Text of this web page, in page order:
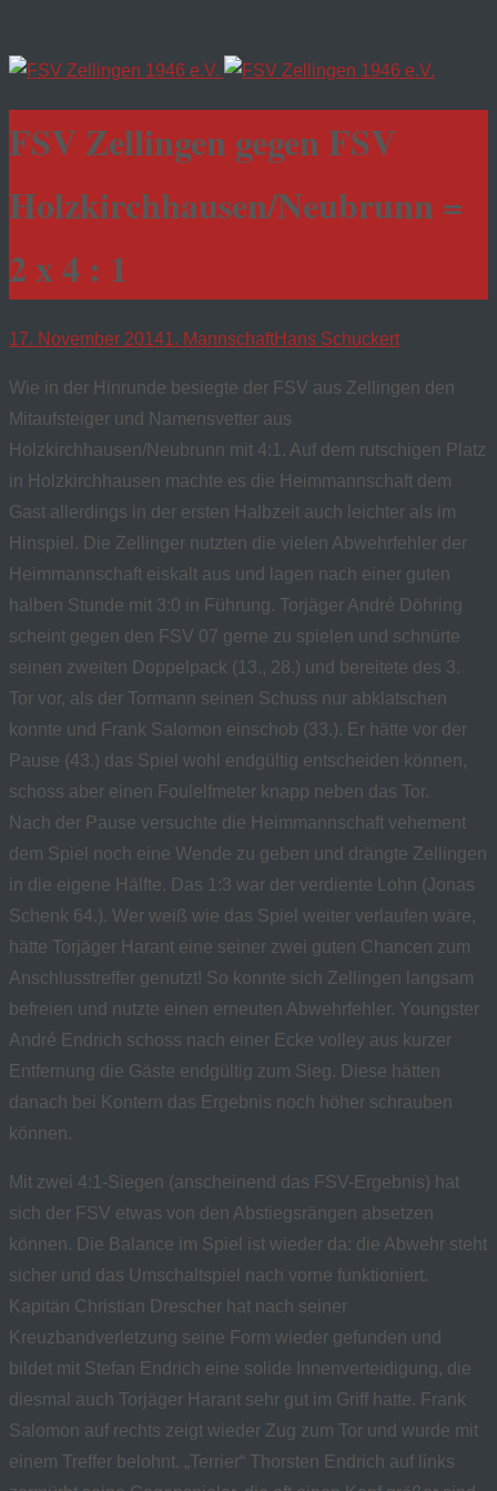
FSV Zellingen gegen FSV
Holzkirchhausen/Neubrunn =
2 x 4 : 1
17. November 20141. MannschaftHans Schuckert
Wie in der Hinrunde besiegte der FSV aus Zellingen den
Mitaufsteiger und Namensvetter aus
Holzkirchhausen/Neubrunn mit 4:1. Auf dem rutschigen Platz
in Holzkirchhausen machte es die Heimmannschaft dem
Gast allerdings in der ersten Halbzeit auch leichter als im
Hinspiel. Die Zellinger nutzten die vielen Abwehrfehler der
Heimmannschaft eiskalt aus und lagen nach einer guten
halben Stunde mit 3:0 in Führung. Torjäger André Döhring
scheint gegen den FSV 07 gerne zu spielen und schnürte
seinen zweiten Doppelpack (13., 28.) und bereitete des 3.
Tor vor, als der Tormann seinen Schuss nur abklatschen
konnte und Frank Salomon einschob (33.). Er hätte vor der
Pause (43.) das Spiel wohl endgültig entscheiden können,
schoss aber einen Foulelfmeter knapp neben das Tor.
Nach der Pause versuchte die Heimmannschaft vehement
dem Spiel noch eine Wende zu geben und drängte Zellingen
in die eigene Hälfte. Das 1:3 war der verdiente Lohn (Jonas
Schenk 64.). Wer weiß wie das Spiel weiter verlaufen wäre,
hätte Torjäger Harant eine seiner zwei guten Chancen zum
Anschlusstreffer genutzt! So konnte sich Zellingen langsam
befreien und nutzte einen erneuten Abwehrfehler. Youngster
André Endrich schoss nach einer Ecke volley aus kurzer
Entfernung die Gäste endgültig zum Sieg. Diese hätten
danach bei Kontern das Ergebnis noch höher schrauben
können.
Mit zwei 4:1-Siegen (anscheinend das FSV-Ergebnis) hat
sich der FSV etwas von den Abstiegsrängen absetzen
können. Die Balance im Spiel ist wieder da: die Abwehr steht
sicher und das Umschaltspiel nach vorne funktioniert.
Kapitän Christian Drescher hat nach seiner
Kreuzbandverletzung seine Form wieder gefunden und
bildet mit Stefan Endrich eine solide Innenverteidigung, die
diesmal auch Torjäger Harant sehr gut im Griff hatte. Frank
Salomon auf rechts zeigt wieder Zug zum Tor und wurde mit
einem Treffer belohnt. „Terrier“ Thorsten Endrich auf links